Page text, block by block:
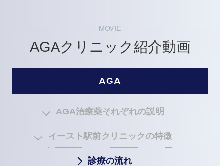
MOVIE
AGAクリニック紹介動画
AGA
AGA治療薬それぞれの説明
イースト駅前クリニックの特徴
診療の流れ